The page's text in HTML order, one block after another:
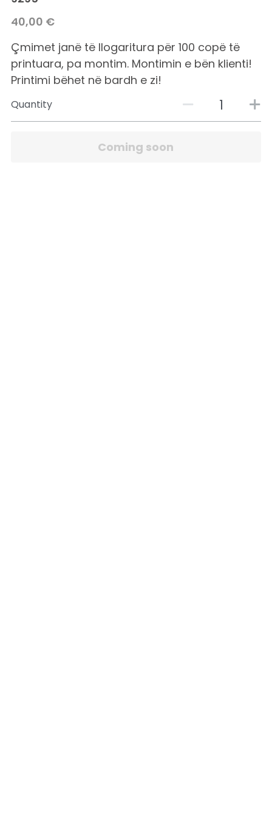
40,00 €
Çmimet janë të llogaritura për 100 copë të
printuara, pa montim. Montimin e bën klienti!
Printimi bëhet në bardh e zi!
Quantity
Coming soon